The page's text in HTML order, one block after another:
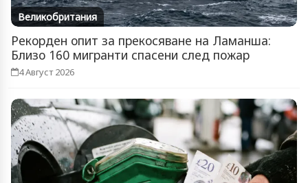
Великобритания
Рекорден опит за прекосяване на Ламанша:
Близо 160 мигранти спасени след пожар
4 Август 2026